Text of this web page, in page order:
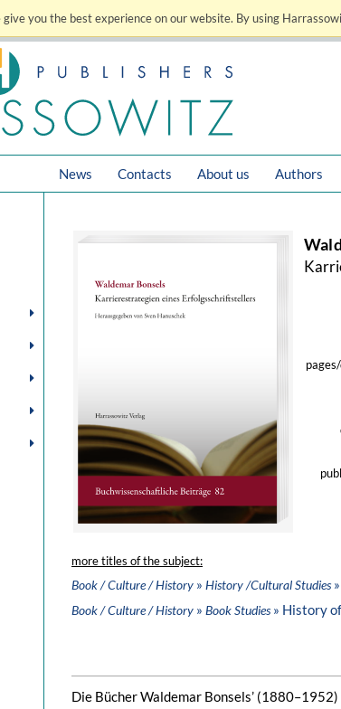
you the best experience on our website. By using
News Contacts About us Authors
more titles of the subject:
Book / Culture / History » History /Cultural Studies
Book / Culture / History » Book Studies» History
Die Bücher Waldemar Bonsels’